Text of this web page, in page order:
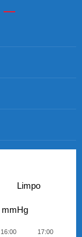
Limpo
mmHg
16:00 17:00